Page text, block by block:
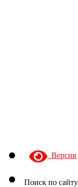
Версия
Поиск по сайту